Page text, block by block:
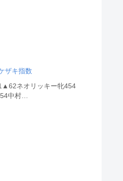
ザキ指数
ネオリッキー牝454
中村…